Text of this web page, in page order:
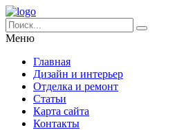
Меню
Главная
Дизайн и интерьер
Отделка и ремонт
Статьи
Карта сайта
Контакты